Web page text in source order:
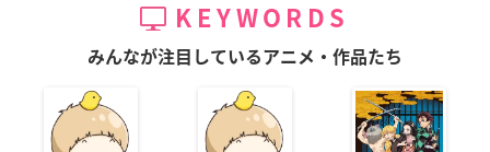
KEYWORDS
みんなが注目しているアニメ・作品たち